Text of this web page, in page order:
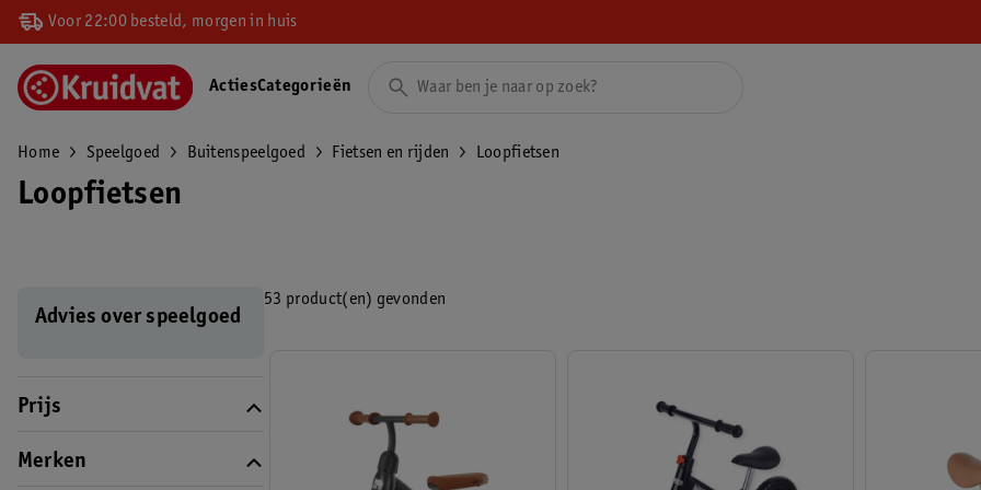
Voor 22:00 besteld, morgen in huis
ActiesCategorieën
Home Speelgoed Buitenspeelgoed Fietsen en rijden Loopfietsen
Loopfietsen
Advies over speelgoed
Prijs
Merken
53 product(en) gevonden